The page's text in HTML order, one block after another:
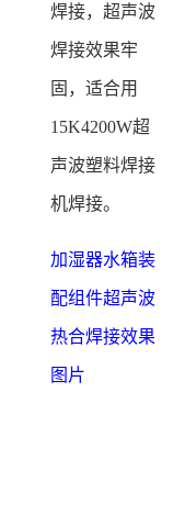
焊接，超声波
焊接效果牢
固，适合用
15K4200W超
声波塑料焊接
机焊接。
加湿器水箱装
配组件超声波
热合焊接效果
图片